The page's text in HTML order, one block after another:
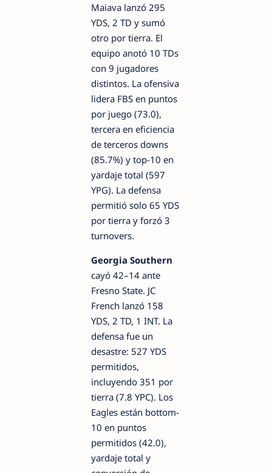
Maiava lanzó 295
YDS, 2 TD y sumó
otro por tierra. El
equipo anotó 10 TDs
con 9 jugadores
distintos. La ofensiva
lidera FBS en puntos
por juego (73.0),
tercera en eficiencia
de terceros downs
(85.7%) y top-10 en
yardaje total (597
YPG). La defensa
permitió solo 65 YDS
por tierra y forzó 3
turnovers.
Georgia Southern
cayó 42–14 ante
Fresno State. JC
French lanzó 158
YDS, 2 TD, 1 INT. La
defensa fue un
desastre: 527 YDS
permitidos,
incluyendo 351 por
tierra (7.8 YPC). Los
Eagles están bottom-
10 en puntos
permitidos (42.0),
yardaje total y